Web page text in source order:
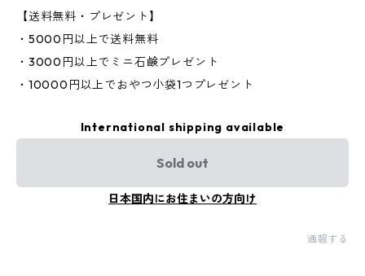
【送料無料・プレゼント】
・5000円以上で送料無料
・3000円以上でミニ石鹸プレゼント
・10000円以上でおやつ小袋1つプレゼント
International shipping available
Sold out
日本国内にお住まいの方向け
通報する